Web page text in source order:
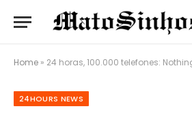
Home » 24 horas, 100.000 telefones: Nothing Phone (2a) atinge
24HOURS NEWS